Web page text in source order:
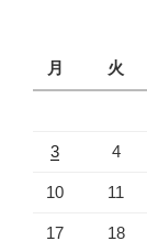
月
火
3 4
10 11
17 18